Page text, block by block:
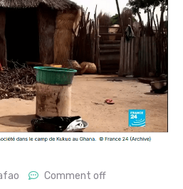
Comment off